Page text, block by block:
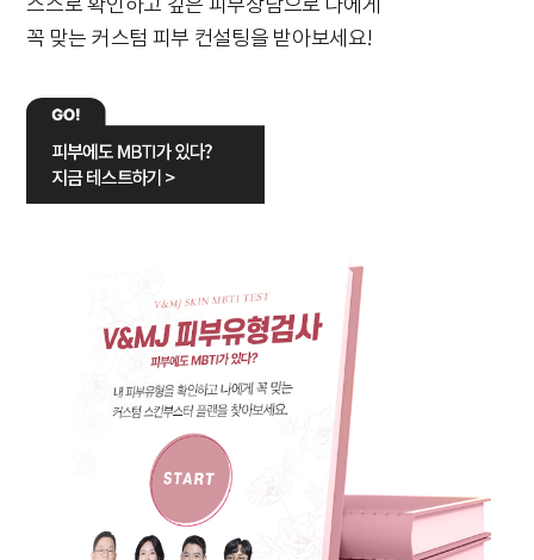
꼭 맞는 커스텀 피부 컨설팅을 받아보세요!